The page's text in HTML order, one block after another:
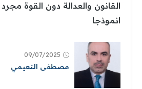
القانون والعدالة دون القوة
انموذجا
09/07/2025
مصطفى النعيمي